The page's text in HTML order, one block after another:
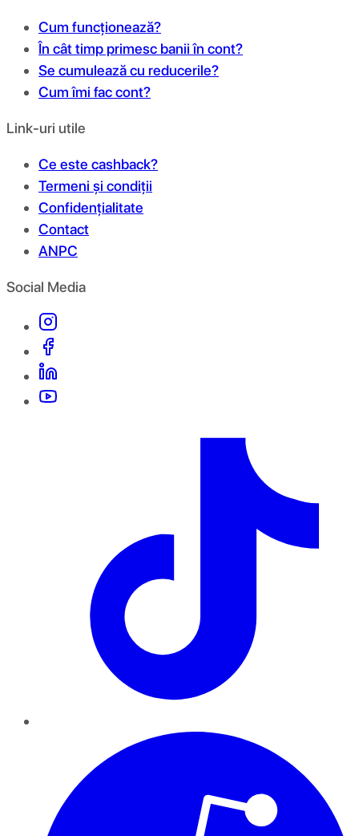
Cum funcționează?
În cât timp primesc banii în cont?
Se cumulează cu reducerile?
Cum îmi fac cont?
Link-uri utile
Ce este cashback?
Termeni și condiții
Confidențialitate
Contact
ANPC
Social Media